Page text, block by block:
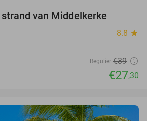
van Middelkerke
8.8 star
Regulier €39
€27,30